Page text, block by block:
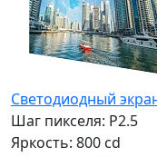
Светодиодный
Шаг пикселя: P2.5
Яркость: 800 cd